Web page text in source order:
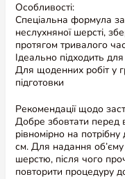
Особливості:
Спеціальна формула
неслухняної шерсті,
протягом тривалого
Ідеально підходить
Для щоденних робіт у
підготовки
Рекомендації щодо
Добре збовтати перед
рівномірно на потрібну
см. Для надання
шерстю, після чого
повторити процедуру